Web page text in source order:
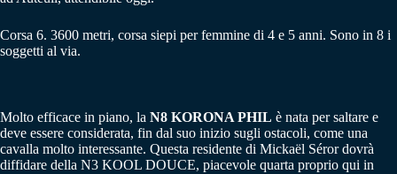
Corsa 6. 3600 metri, corsa siepi per femmine di 4 e 5 anni. Sono in 8 i
soggetti al via.
Molto efficace in piano, la N8 KORONA PHIL è nata per saltare e
deve essere considerata, fin dal suo inizio sugli ostacoli, come una
cavalla molto interessante. Questa residente di Mickaël Séror dovrà
diffidare della N3 KOOL DOUCE, piacevole quarta proprio qui in